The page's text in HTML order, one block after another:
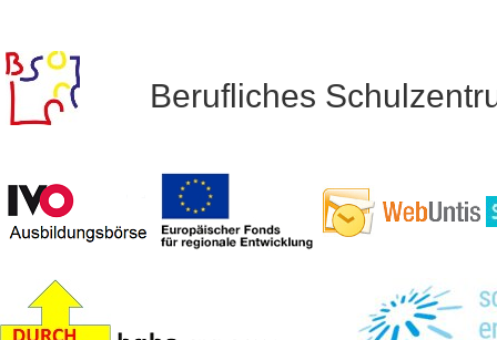
Berufliches